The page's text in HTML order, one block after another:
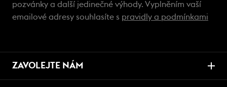
pozvánky a další jedinečné výhody. Vyplněním vaší
emailové adresy souhlasíte s pravidly a podmínkami
ZAVOLEJTE NÁM